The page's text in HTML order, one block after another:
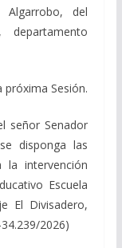
del
departamento
próxima Sesión.
Senador
disponga las
la intervención
Escuela
El Divisadero,
2026)